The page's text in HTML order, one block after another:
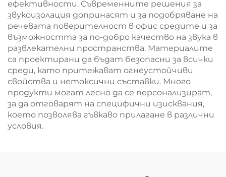
ефективности. Съвременните решения за
звукоизолация допринасят и за подобряване на
речевата поверителност в офис средите и за
възможността за по-добро качество на звука в
развлекателни пространства. Материалите
са проектирани да бъдат безопасни за всички
среди, като притежават огнеустойчиви
свойства и нетоксични съставки. Много
продукти могат лесно да се персонализират,
за да отговарят на специфични изисквания,
което позволява гъвкаво прилагане в различни
условия.